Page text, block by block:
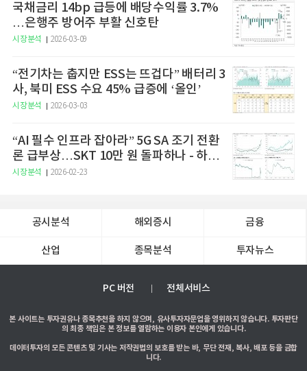
국채금리 14bp 급등에 배당수익률 3.7%
…은행주 방어주 부활 신호탄
시장분석 2026-03-09
“전기차는 춥지만 ESS는 뜨겁다” 배터리 3
사, 북미 ESS 수요 45% 급증에 ‘올인’
시장분석 2026-03-03
“AI 필수 인프라 잡아라” 5G SA 조기 전환
론 급부상…SKT 10만 원 돌파하나 - 하나
증권
시장분석 2026-02-23
공시분석 해외증시 금융
산업 종목분석 투자뉴스
PC 버전 전체서비스
본 사이트는 투자권유나 종목추천을 하지 않으며, 유사투자자문업을 영위하지 않습니다. 투자판단
의 최종 책임은 본 정보를 열람하는 이용자 본인에게 있습니다.
데이터투자의 모든 콘텐츠 및 기사는 저작권법의 보호를 받는 바, 무단 전재, 복사, 배포 등을 금합
니다.